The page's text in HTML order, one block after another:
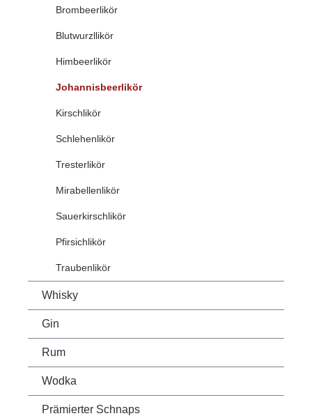
Brombeerlikör
Blutwurzllikör
Himbeerlikör
Johannisbeerlikör
Kirschlikör
Schlehenlikör
Tresterlikör
Mirabellenlikör
Sauerkirschlikör
Pfirsichlikör
Traubenlikör
Whisky
Gin
Rum
Wodka
Prämierter Schnaps